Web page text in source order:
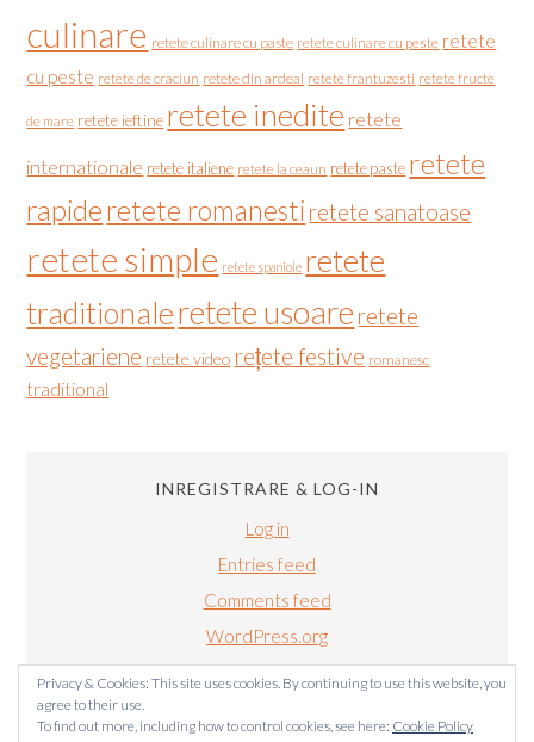
culinare retete culinare cu paste retete culinare cu peste retete
cu peste retete de craciun retete din ardeal retete frantuzesti retete fructe
de mare retete ieftine retete inedite retete
internationale retete italiene retete la ceaun retete paste retete
rapideretete romanesti retete sanatoase
retete simple retete spaniole retete
traditionaleretete usoare retete
vegetariene retete video rețete festive romanesc
traditional
INREGISTRARE & LOG-IN
Log in
Entries feed
Comments feed
WordPress.org
Privacy & Cookies: This site uses cookies. By continuing to use this website, you
agree to their use.
To find out more, including how to control cookies, see here: Cookie Policy